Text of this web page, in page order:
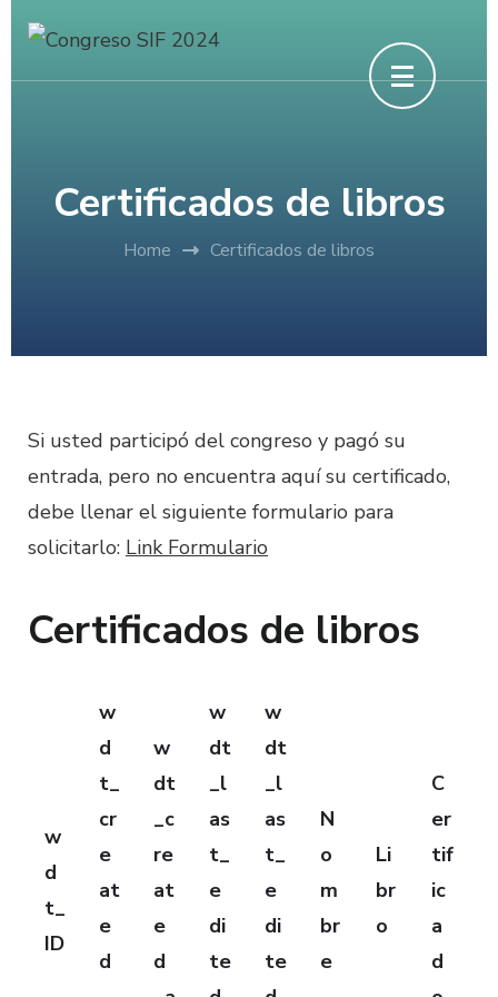
Skip
content
Certificados de libros
Home Certificados de libros
Si usted participó del congreso y pagó su
entrada, pero no encuentra aquí su certificado,
debe llenar el siguiente formulario para
solicitarlo: Link Formulario
Certificados de libros
w
d
t_
ID
w
d
t_
cr
e
at
e
d
w
dt
_c
re
at
e
d
w
dt
_l
as
t_
e
di
te
w
dt
_l
as
t_
e
di
te
N
o
m
br
e
Li
br
o
C
er
tif
ic
a
d